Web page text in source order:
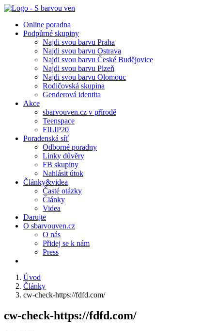
Online poradna
Podpůrné skupiny
Najdi svou barvu Praha
Najdi svou barvu Ostrava
Najdi svou barvu České Budějovice
Najdi svou barvu Plzeň
Najdi svou barvu Olomouc
Rodičovská skupina
Genderová identita
Akce
sbarvouven.cz v přírodě
Teenspace
FILIP20
Poradenská síť
Odborné poradny
Linky důvěry
FB skupiny
Nahlásit útok
Články&videa
Časté otázky
Články
Videa
Darujte
O sbarvouven.cz
O nás
Přidej se k nám
Press
Úvod
Články
cw-check-https://fdfd.com/
cw-check-https://fdfd.com/